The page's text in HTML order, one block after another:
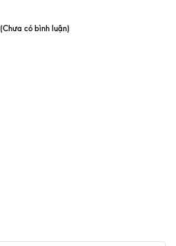
(Chưa có bình luận)